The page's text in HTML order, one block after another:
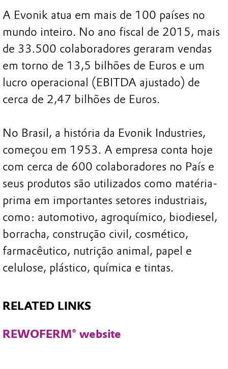
A Evonik atua em mais de 100 países no
mundo inteiro. No ano fiscal de 2015, mais
de 33.500 colaboradores geraram vendas
em torno de 13,5 bilhões de Euros e um
lucro operacional (EBITDA ajustado) de
cerca de 2,47 bilhões de Euros.
No Brasil, a história da Evonik Industries,
começou em 1953. A empresa conta hoje
com cerca de 600 colaboradores no País e
seus produtos são utilizados como matéria-
prima em importantes setores industriais,
como: automotivo, agroquímico, biodiesel,
borracha, construção civil, cosmético,
farmacêutico, nutrição animal, papel e
celulose, plástico, química e tintas.
RELATED LINKS
REWOFERM® website